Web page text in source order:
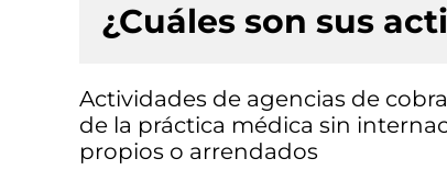
¿Cuáles son sus
Actividades de agencias de
de la práctica médica sin
propios o arrendados